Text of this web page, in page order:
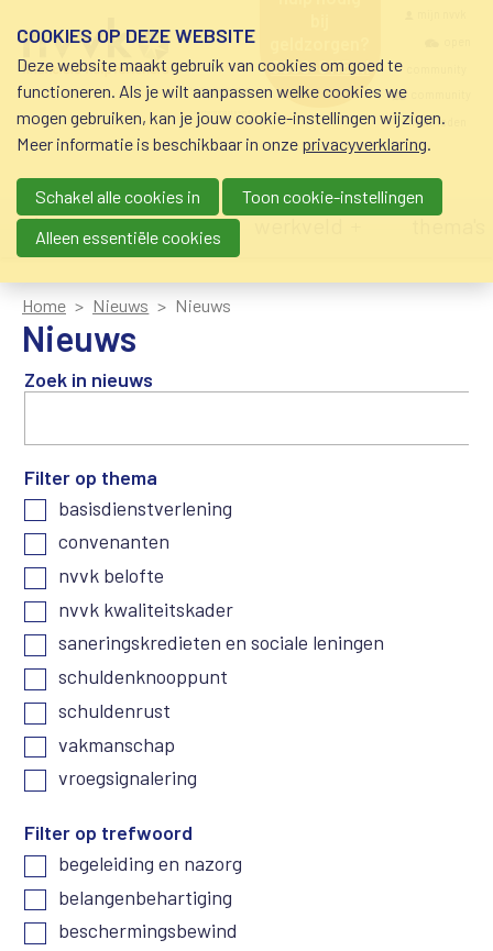
schuldhulp • sociaal
krediet • budgetbeheer •
beschermingsbewind
0800-8115.nl
nvvk-leden
Main navigation
nieuws agenda
Home Nieuws Nieuws
Nieuws
Zoek in nieuws
Filter op thema
basisdienstverlening
convenanten
nvvk belofte
nvvk kwaliteitskader
saneringskredieten en sociale leningen
schuldenknooppunt
schuldenrust
vakmanschap
vroegsignalering
Filter op trefwoord
begeleiding en nazorg
belangenbehartiging
beschermingsbewind
COOKIES OP DEZE WEBSITE
Deze website maakt gebruik van cookies om goed te
functioneren. Als je wilt aanpassen welke cookies we
mogen gebruiken, kan je jouw cookie-instellingen wijzigen.
Meer informatie is beschikbaar in onze privacyverklaring.
Schakel alle cookies in
Toon cookie-instellingen
Alleen essentiële cookies